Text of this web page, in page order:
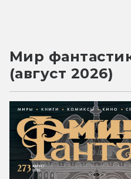
Мир
(август 2026)